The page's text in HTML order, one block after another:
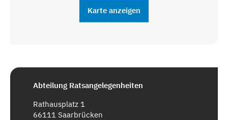
Karte anzeigen
Abteilung Ratsangelegenheiten
Rathausplatz 1
66111 Saarbrücken